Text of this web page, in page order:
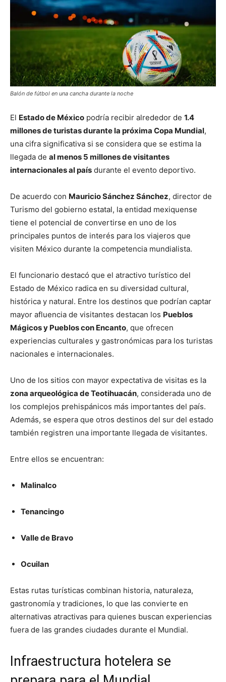
Balón de fútbol en una cancha durante la noche
El Estado de México podría recibir alrededor de 1.4
millones de turistas durante la próxima Copa Mundial,
una cifra significativa si se considera que se estima la
llegada de al menos 5 millones de visitantes
internacionales al país durante el evento deportivo.
De acuerdo con Mauricio Sánchez Sánchez, director de
Turismo del gobierno estatal, la entidad mexiquense
tiene el potencial de convertirse en uno de los
principales puntos de interés para los viajeros que
visiten México durante la competencia mundialista.
El funcionario destacó que el atractivo turístico del
Estado de México radica en su diversidad cultural,
histórica y natural. Entre los destinos que podrían captar
mayor afluencia de visitantes destacan los Pueblos
Mágicos y Pueblos con Encanto, que ofrecen
experiencias culturales y gastronómicas para los turistas
nacionales e internacionales.
Uno de los sitios con mayor expectativa de visitas es la
zona arqueológica de Teotihuacán, considerada uno de
los complejos prehispánicos más importantes del país.
Además, se espera que otros destinos del sur del estado
también registren una importante llegada de visitantes.
Entre ellos se encuentran:
Malinalco
Tenancingo
Valle de Bravo
Ocuilan
Estas rutas turísticas combinan historia, naturaleza,
gastronomía y tradiciones, lo que las convierte en
alternativas atractivas para quienes buscan experiencias
fuera de las grandes ciudades durante el Mundial.
Infraestructura hotelera se